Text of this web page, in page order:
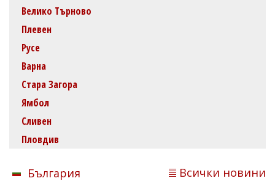
Велико Търново
Плевен
Русе
Варна
Стара Загора
Ямбол
Сливен
Пловдив
България Всички новини